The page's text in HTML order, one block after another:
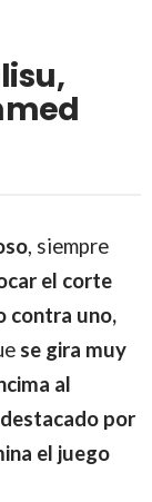
, siempre
el corte
contra uno,
se gira muy
al
por
el juego